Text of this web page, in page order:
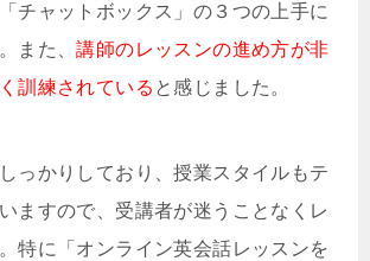
チャットボックス」の３つの上手に
また、講師のレッスンの進め方が非
訓練されている と感じました。
っかりしており、授業スタイルもテ
ますので、受講者が迷うことなくレ
特に「オンライン英会話レッスンを